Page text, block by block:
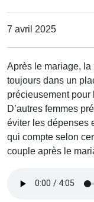
7 avril 2025
Après le mariage,
toujours dans un
précieusement pour
D’autres femmes
éviter les dépenses
qui compte selon
couple après le